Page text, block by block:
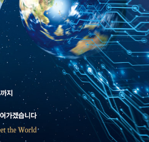
2024.04.30
총관리자